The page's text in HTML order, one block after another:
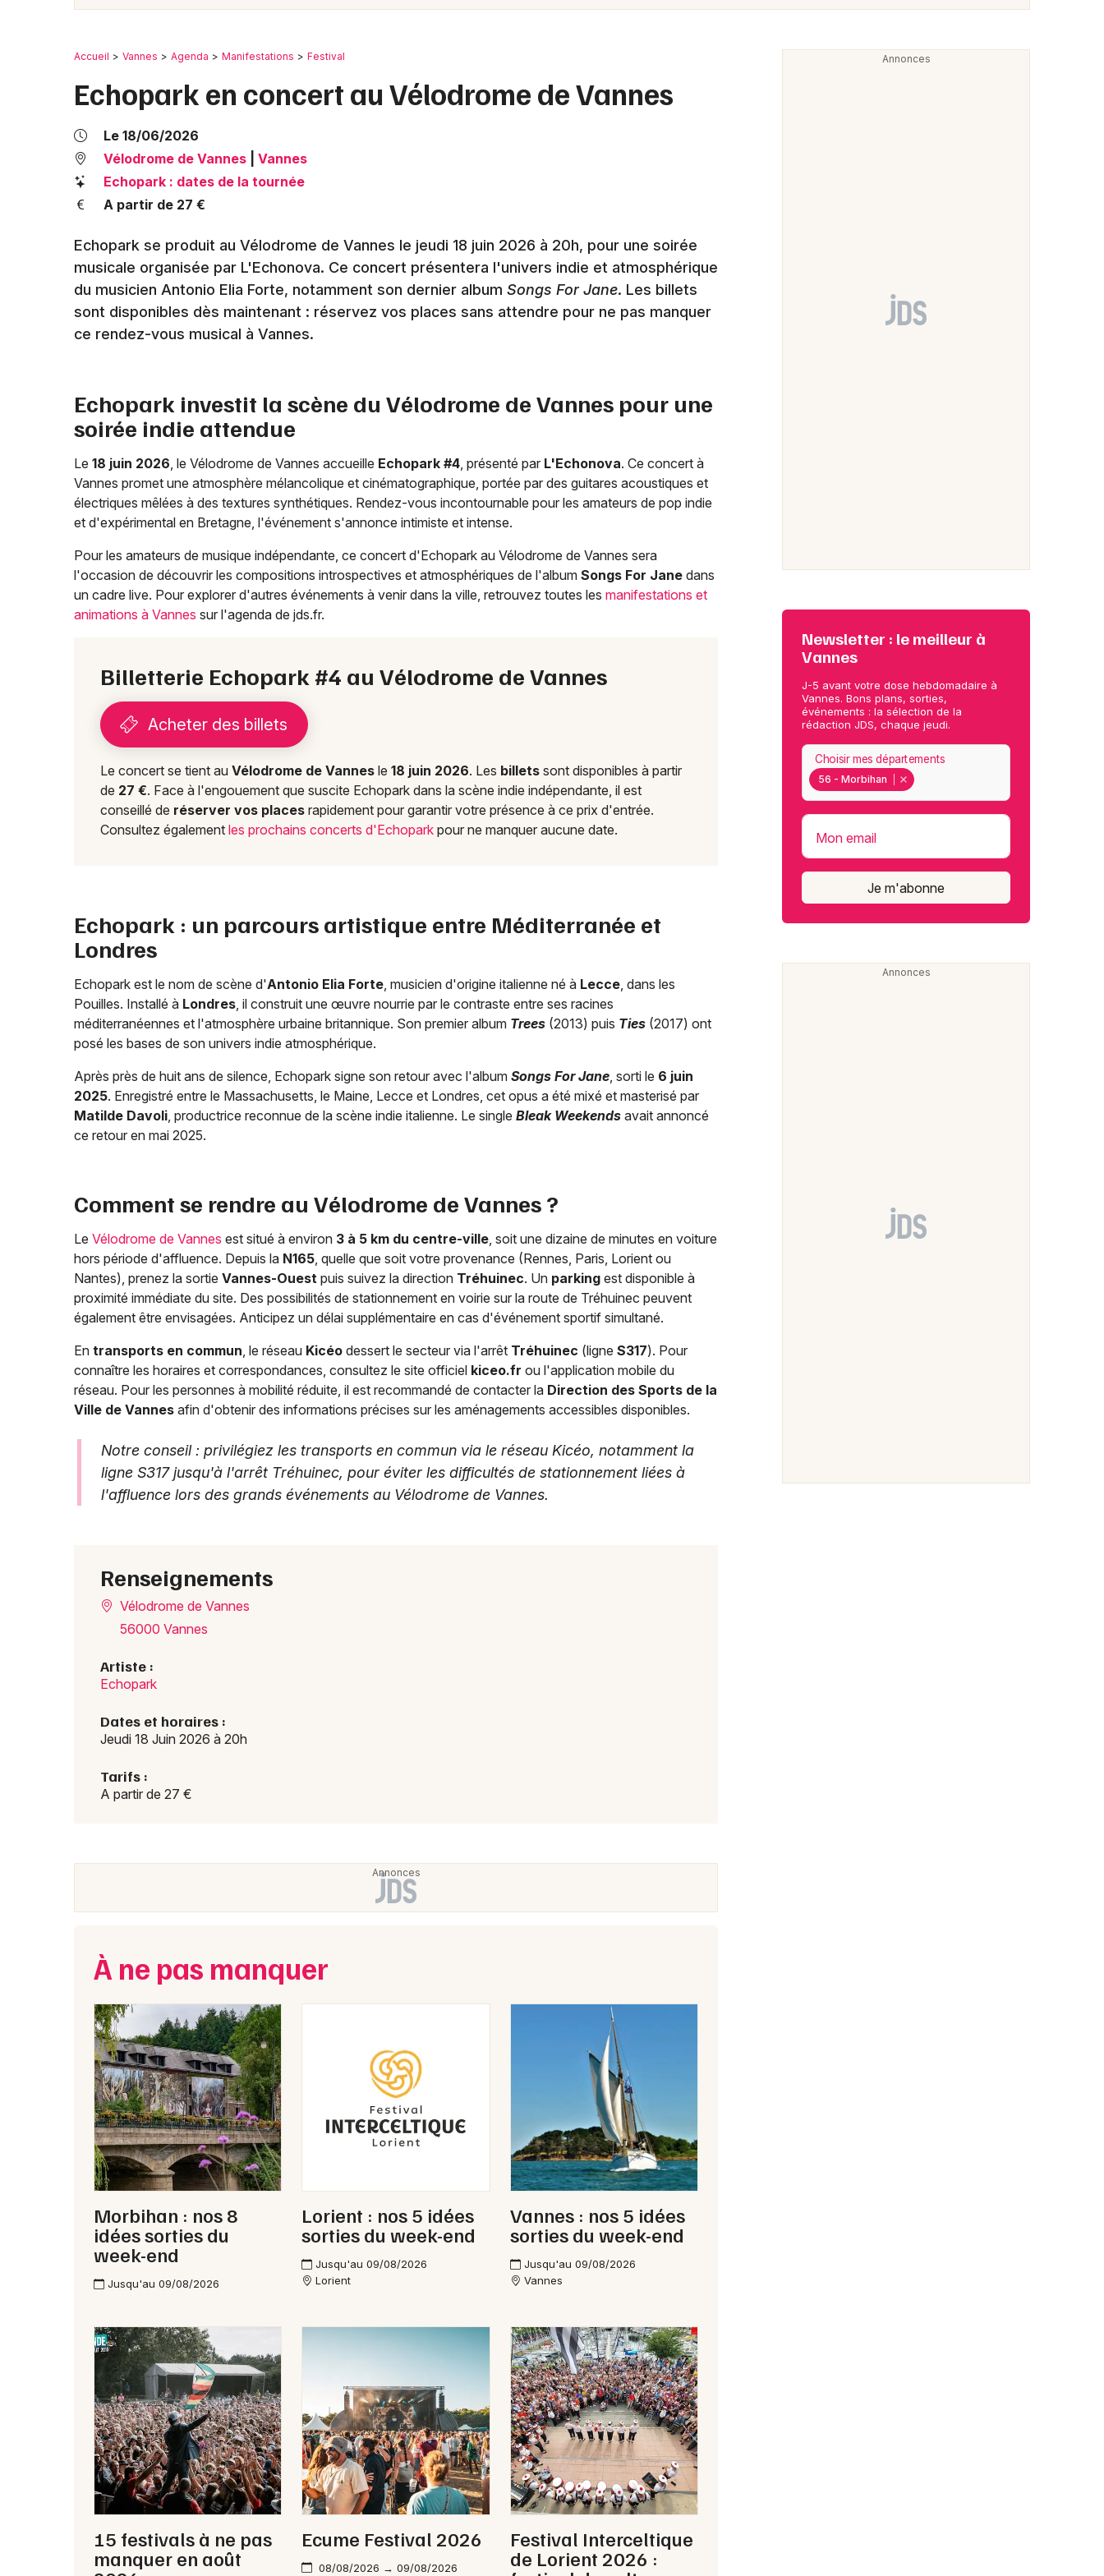
Sports
Sorties & loisirs
Festival dans le Morbihan
Festival en Bretagne
Newsletter des sorties
Artistes en tournée
Actus à Vannes
Mon email
Mulhouse
Nice
Toutes les villes
Accueil Vannes Agenda Manifestations Festival
Echopark en concert au Vélodrome de Vannes
Le 18/06/2026
Vélodrome de Vannes
Vannes
Echopark : dates de la tournée
A partir de 27 €
Echopark se produit au Vélodrome de Vannes le jeudi 18 juin 2026 à 20h, pour une soirée
musicale organisée par L'Echonova. Ce concert présentera l'univers indie et atmosphérique
du musicien Antonio Elia Forte, notamment son dernier album Songs For Jane. Les billets
sont disponibles dès maintenant : réservez vos places sans attendre pour ne pas manquer
ce rendez-vous musical à Vannes.
Echopark investit la scène du Vélodrome de Vannes pour une
soirée indie attendue
Le 18 juin 2026, le Vélodrome de Vannes accueille Echopark #4, présenté par L'Echonova. Ce concert à
Vannes promet une atmosphère mélancolique et cinématographique, portée par des guitares acoustiques et
électriques mêlées à des textures synthétiques. Rendez-vous incontournable pour les amateurs de pop indie
et d'expérimental en Bretagne, l'événement s'annonce intimiste et intense.
Pour les amateurs de musique indépendante, ce concert d'Echopark au Vélodrome de Vannes sera
l'occasion de découvrir les compositions introspectives et atmosphériques de l'album Songs For Jane dans
un cadre live. Pour explorer d'autres événements à venir dans la ville, retrouvez toutes les manifestations et
animations à Vannes sur l'agenda de jds.fr.
Billetterie Echopark #4 au Vélodrome de Vannes
Acheter des billets
Le concert se tient au Vélodrome de Vannes le 18 juin 2026. Les billets sont disponibles à partir
de 27 €. Face à l'engouement que suscite Echopark dans la scène indie indépendante, il est
conseillé de réserver vos places rapidement pour garantir votre présence à ce prix d'entrée.
Consultez également les prochains concerts d'Echopark pour ne manquer aucune date.
Echopark : un parcours artistique entre Méditerranée et
Londres
Echopark est le nom de scène d'Antonio Elia Forte, musicien d'origine italienne né à Lecce, dans les
Pouilles. Installé à Londres, il construit une œuvre nourrie par le contraste entre ses racines
méditerranéennes et l'atmosphère urbaine britannique. Son premier album Trees (2013) puis Ties (2017) ont
posé les bases de son univers indie atmosphérique.
Après près de huit ans de silence, Echopark signe son retour avec l'album Songs For Jane, sorti le 6 juin
2025. Enregistré entre le Massachusetts, le Maine, Lecce et Londres, cet opus a été mixé et masterisé par
Matilde Davoli, productrice reconnue de la scène indie italienne. Le single Bleak Weekends avait annoncé
ce retour en mai 2025.
Comment se rendre au Vélodrome de Vannes ?
Le Vélodrome de Vannes est situé à environ 3 à 5 km du centre-ville, soit une dizaine de minutes en voiture
hors période d'affluence. Depuis la N165, quelle que soit votre provenance (Rennes, Paris, Lorient ou
Nantes), prenez la sortie Vannes-Ouest puis suivez la direction Tréhuinec. Un parking est disponible à
proximité immédiate du site. Des possibilités de stationnement en voirie sur la route de Tréhuinec peuvent
également être envisagées. Anticipez un délai supplémentaire en cas d'événement sportif simultané.
En transports en commun, le réseau Kicéo dessert le secteur via l'arrêt Tréhuinec (ligne S317). Pour
connaître les horaires et correspondances, consultez le site officiel kiceo.fr ou l'application mobile du
réseau. Pour les personnes à mobilité réduite, il est recommandé de contacter la Direction des Sports de la
Ville de Vannes afin d'obtenir des informations précises sur les aménagements accessibles disponibles.
Notre conseil : privilégiez les transports en commun via le réseau Kicéo, notamment la
ligne S317 jusqu'à l'arrêt Tréhuinec, pour éviter les difficultés de stationnement liées à
l'affluence lors des grands événements au Vélodrome de Vannes.
Renseignements
Vélodrome de Vannes
56000 Vannes
Artiste :
Echopark
Dates et horaires :
Jeudi 18 Juin 2026 à 20h
Tarifs :
A partir de 27 €
À ne pas manquer
Morbihan : nos 8
idées sorties du
week-end
Jusqu'au 09/08/2026
Lorient : nos 5 idées
sorties du week-end
Jusqu'au 09/08/2026
Lorient
Vannes : nos 5 idées
sorties du week-end
Jusqu'au 09/08/2026
Vannes
15 festivals à ne pas
manquer en août
Ecume Festival 2026
08/08/2026 → 09/08/2026
Festival Interceltique
de Lorient 2026 :
Newsletter : le meilleur à
Vannes
J-5 avant votre dose hebdomadaire à
Vannes. Bons plans, sorties,
événements : la sélection de la
rédaction JDS, chaque jeudi.
56 - Morbihan
Choisir mes départements
Mon email
Je m'abonne